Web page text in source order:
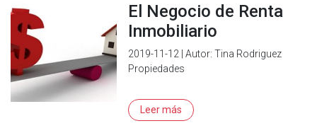
El Negocio de Renta
Inmobiliario
2019-11-12 | Autor: Tina Rodriguez
Propiedades
Leer más